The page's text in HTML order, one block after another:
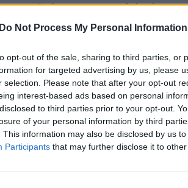
Do Not Process My Personal Information
opt-out of the sale, sharing to third parties, or
for targeted advertising by us, please
selection. Please note that after your opt-out
interest-based ads based on personal
to third parties prior to your opt-out.
of your personal information by third
This information may also be disclosed by us
Participants that may further disclose it to other
virš Ukrainos ir sustabdyti karą.
atliekamą Ukrainos himną ir kitus
kuri buvo transliuojama dešimtyje
karo pradžios Ukrainoje žuvo 79
Maskvai bei sukurti neskraidymo
orkestras tik Lrytas.TV